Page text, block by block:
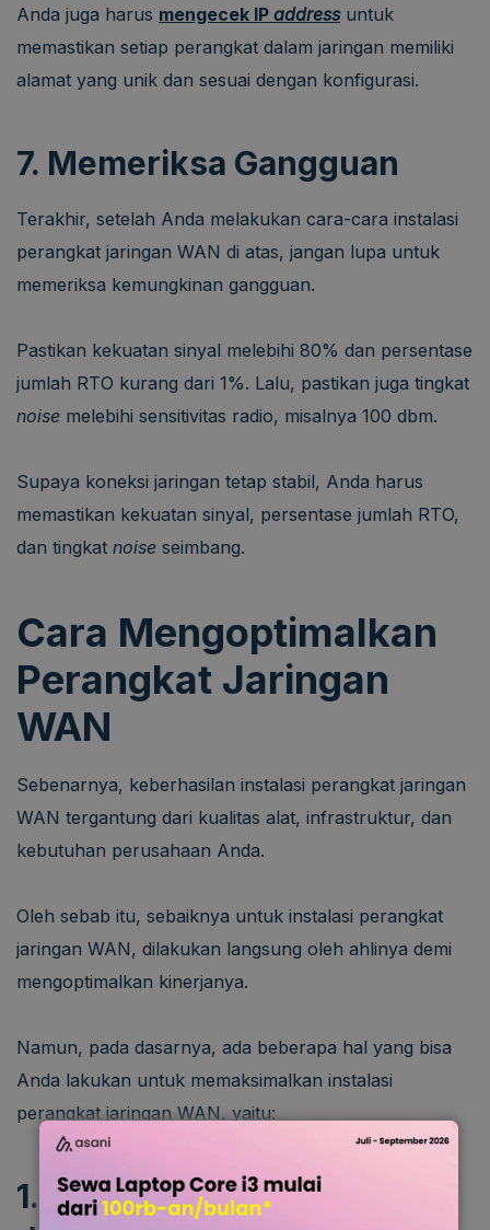
Anda juga harus mengecek IP addressuntuk
memastikan setiap perangkat dalam jaringan memiliki
alamat yang unik dan sesuai dengan konfigurasi.
7. Memeriksa Gangguan
Terakhir, setelah Anda melakukan cara-cara instalasi
perangkat jaringan WAN di atas, jangan lupa untuk
memeriksa kemungkinan gangguan.
Pastikan kekuatan sinyal melebihi 80% dan persentase
jumlah RTO kurang dari 1%. Lalu, pastikan juga tingkat
noise melebihi sensitivitas radio, misalnya 100 dbm.
Supaya koneksi jaringan tetap stabil, Anda harus
memastikan kekuatan sinyal, persentase jumlah RTO,
dan tingkat noise seimbang.
Cara Mengoptimalkan
Perangkat Jaringan
WAN
Sebenarnya, keberhasilan instalasi perangkat jaringan
WAN tergantung dari kualitas alat, infrastruktur, dan
kebutuhan perusahaan Anda.
Oleh sebab itu, sebaiknya untuk instalasi perangkat
jaringan WAN, dilakukan langsung oleh ahlinya demi
mengoptimalkan kinerjanya.
Namun, pada dasarnya, ada beberapa hal yang bisa
Anda lakukan untuk memaksimalkan instalasi
perangkat jaringan WAN, yaitu:
1. MemilihProviderWAN